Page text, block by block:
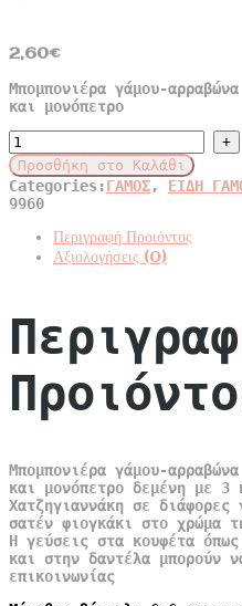
2,60€
Μπομπονιέρα γάμου-
και μονόπετρο
Μπομπονιέρα
βότσαλο
χρυσό
μονόπετρο
quantity
Προσθήκη στο Καλάθι
Categories:ΓΑΜΟΣ, ΕΙΔΗ
9960
Περιγραφή Προιόντος
Αξιολογήσεις (0)
Μπομπονιέρα γάμου-
και μονόπετρο δεμένη με 3
Χατζηγιαννάκη σε
σατέν φιογκάκι στο χρώμα
Η γεύσεις στα κουφέτα
και στην δαντέλα μπορούν
επικοινωνίας